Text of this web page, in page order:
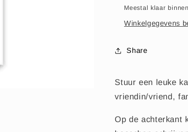
Meestal klaar
Winkelgegevens
Share
Stuur een leuke
vriendin/vriend,
Op de achterkant